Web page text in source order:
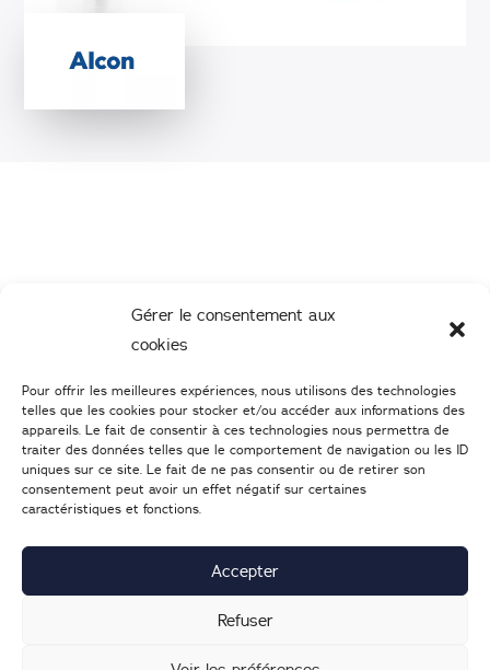
Gérer le consentement aux
cookies
Pour offrir les meilleures expériences, nous utilisons des technologies
telles que les cookies pour stocker et/ou accéder aux informations des
appareils. Le fait de consentir à ces technologies nous permettra de
traiter des données telles que le comportement de navigation ou les ID
uniques sur ce site. Le fait de ne pas consentir ou de retirer son
consentement peut avoir un effet négatif sur certaines
caractéristiques et fonctions.
Accepter
Refuser
25 Boulevard Heurteloup37000 TOURS
u mardi au samedi : 9h30-19h